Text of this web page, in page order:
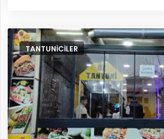
TANTUNICILER